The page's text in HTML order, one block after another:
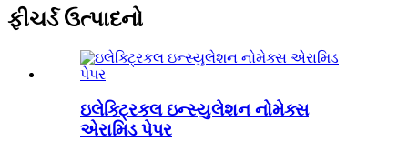
ફીચર્ડ ઉત્પાદનો
ઇલેક્ટ્રિકલ ઇન્સ્યુલેશન નોમેક્સ
એરામિડ પેપર